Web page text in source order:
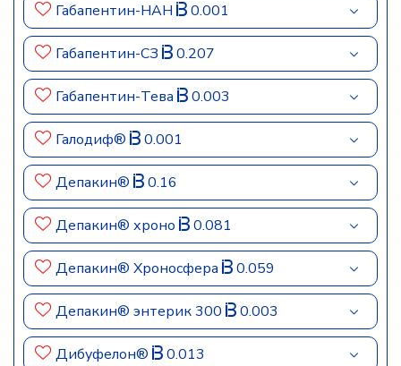
Габапентин-НАН 0.001
Габапентин-СЗ 0.207
Габапентин-Тева 0.003
Галодиф® 0.001
Депакин® 0.16
Депакин® хроно 0.081
Депакин® Хроносфера 0.059
Депакин® энтерик 300 0.003
Дибуфелон® 0.013